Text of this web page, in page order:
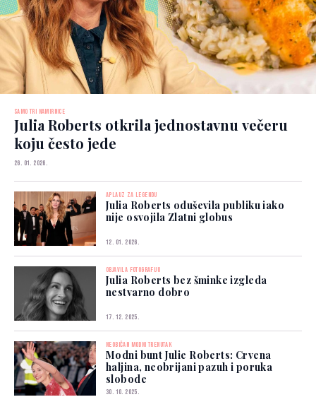
SAMO TRI NAMIRNICE
Julia Roberts otkrila jednostavnu večeru
koju često jede
26. 01. 2026.
APLAUZ ZA LEGENDU
Julia Roberts oduševila publiku iako
nije osvojila Zlatni globus
12. 01. 2026.
OBJAVILA FOTOGRAFIJU
Julia Roberts bez šminke izgleda
nestvarno dobro
17. 12. 2025.
NEOBIČAN MODNI TRENUTAK
Modni bunt Julie Roberts: Crvena
haljina, neobrijani pazuh i poruka
slobode
30. 10. 2025.